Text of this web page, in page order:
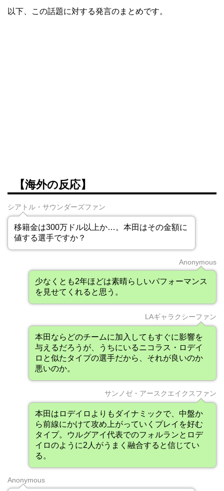
以下、この話題に対する発言のまとめです。
【海外の反応】
シアトル・サウンダーズファン
移籍金は300万ドル以上か…。本田はその金額に
値する選手ですか？
Anonymous
少なくとも2年ほどは素晴らしいパフォーマンス
を見せてくれると思う。
LAギャラクシーファン
本田ならどのチームに加入してもすぐに影響を
与えるだろうが、うちにいるニコラス・ロデイ
ロと似たタイプの選手だから、それが良いのか
悪いのか。
サンノゼ・アースクエイクスファン
本田はロデイロよりもダイナミックで、中盤か
ら前線にかけて攻め上がっていくプレイを好む
タイプ。ウルグアイ代表でのフォルランとロデ
イロのように2人がうまく融合すると信じてい
る。
Anonymous